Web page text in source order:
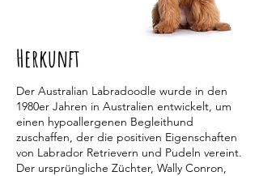
Herkunft
Der Australian Labradoodle wurde in den
1980er Jahren in Australien entwickelt, um
einen hypoallergenen Begleithund
zuschaffen, der die positiven Eigenschaften
von Labrador Retrievern und Pudeln vereint.
Der ursprüngliche Züchter, Wally Conron,